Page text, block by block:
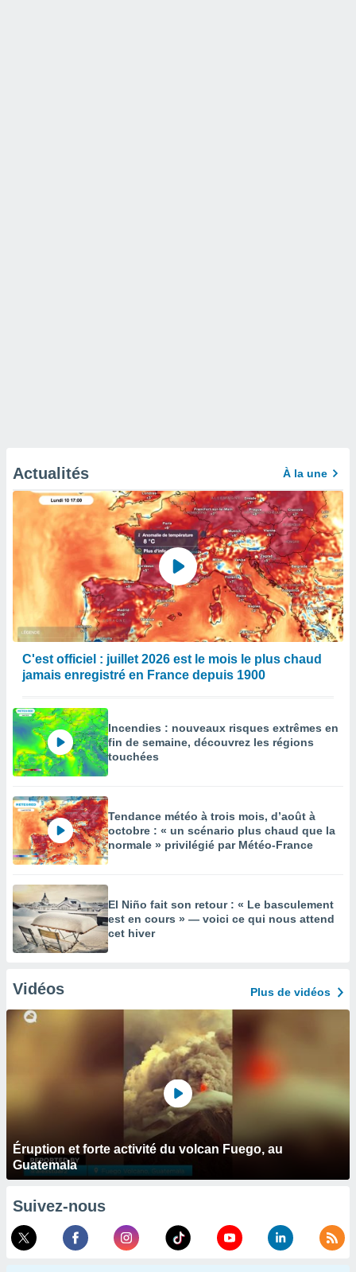
Actualités À la une
C'est officiel : juillet 2026 est le mois le plus chaud
jamais enregistré en France depuis 1900
Incendies : nouveaux risques extrêmes en
fin de semaine, découvrez les régions
touchées
Tendance météo à trois mois, d’août à
octobre : « un scénario plus chaud que la
normale » privilégié par Météo-France
El Niño fait son retour : « Le basculement
est en cours » — voici ce qui nous attend
cet hiver
Vidéos Plus de vidéos
Éruption et forte activité du volcan Fuego, au
Guatemala
Suivez-nous